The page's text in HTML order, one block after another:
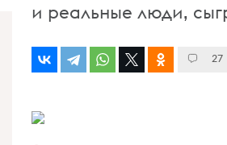
и реальные люди,
27